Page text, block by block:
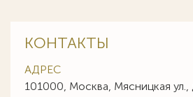
КОНТАКТЫ
АДРЕС
101000, Москва, Мясницкая ул.,